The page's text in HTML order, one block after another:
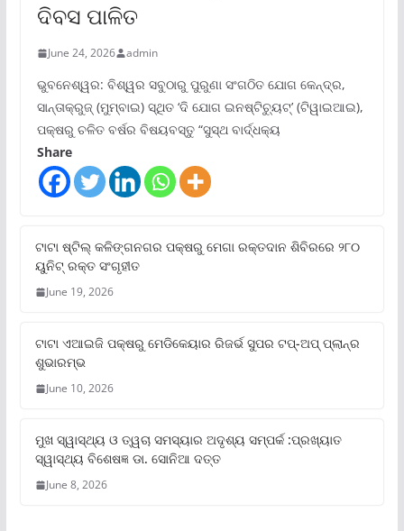
ଦିବସ ପାଳିତ
June 24, 2026 admin
ଭୁବନେଶ୍ୱର: ବିଶ୍ୱର ସବୁଠାରୁ ପୁରୁଣା ସଂଗଠିତ ଯୋଗ କେନ୍ଦ୍ର,
ସାନ୍ତାକ୍ରୁଜ୍ (ମୁମ୍ବାଇ) ସ୍ଥିତ ‘ଦି ଯୋଗ ଇନଷ୍ଟିଚ୍ୟୁଟ୍‌’ (ଟିୱାଇଆଇ),
ପକ୍ଷରୁ ଚଳିତ ବର୍ଷର ବିଷୟବସ୍ତୁ “ସୁସ୍ଥ ବାର୍ଦ୍ଧକ୍ୟ
Share
ଟାଟା ଷ୍ଟିଲ୍‌ କଳିଙ୍ଗନଗର ପକ୍ଷରୁ ମେଗା ରକ୍ତଦାନ ଶିବିରରେ ୨୮୦
ୟୁନିଟ୍‌ ରକ୍ତ ସଂଗୃହୀତ
June 19, 2026
ଟାଟା ଏଆଇଜି ପକ୍ଷରୁ ମେଡିକେୟାର ରିଜର୍ଭ ସୁପର ଟପ୍‌-ଅପ୍ ପ୍ଲାନ୍‌ର
ଶୁଭାରମ୍ଭ
June 10, 2026
ମୁଖ ସ୍ୱାସ୍ଥ୍ୟ ଓ ତ୍ୱଚା ସମସ୍ୟାର ଅଦୃଶ୍ୟ ସମ୍ପର୍କ :ପ୍ରଖ୍ୟାତ
ସ୍ୱାସ୍ଥ୍ୟ ବିଶେଷଜ୍ଞ ଡା. ସୋନିଆ ଦତ୍ତ
June 8, 2026